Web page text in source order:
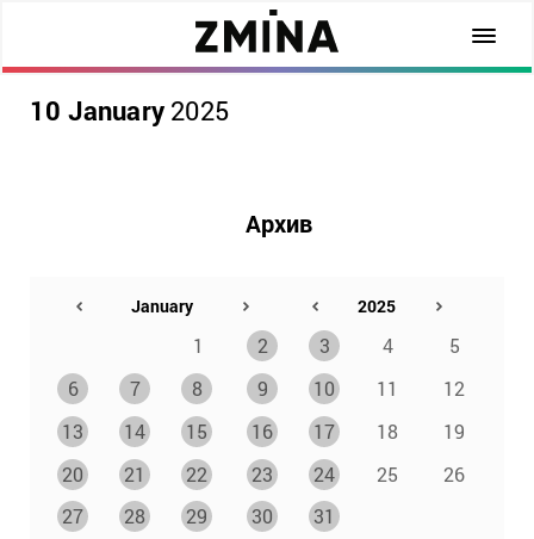
10 January 2025
Архив
1 2 3 4
5
6
7 8 9 10 11
12
13
14 15 16 17 18
19
20
21 22 23 24 25
26
27
28 29 30 31